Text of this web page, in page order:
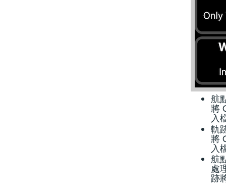
航
將
入
軌
將
入
航
處
跡